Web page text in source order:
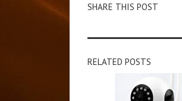
SHARE THIS POST
RELATED POSTS